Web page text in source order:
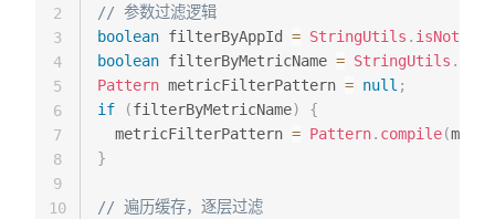
// 参数过滤逻辑
boolean filterByAppId = StringUtils .
boolean filterByMetricName = StringUtils .
Pattern metricFilterPattern = null ;
if
(filterByMetricName)
{
  metricFilterPattern
= Pattern. compile(
}
// 遍历缓存，逐层过滤
2
3
4
5
6
7
8
9
10